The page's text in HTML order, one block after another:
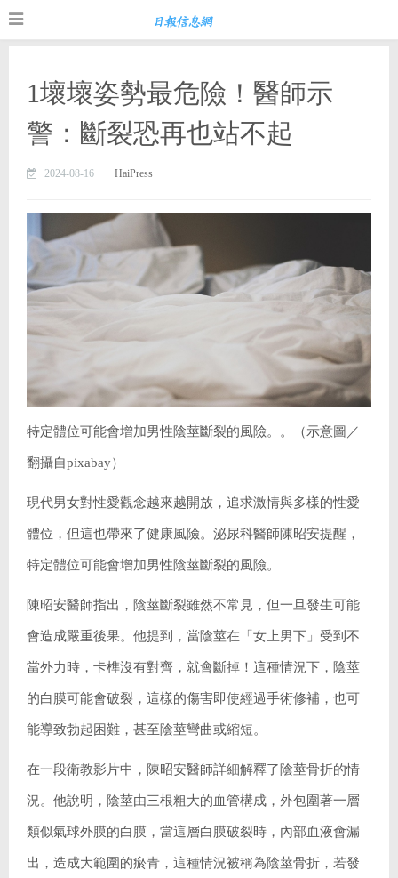
1壞壞姿勢最危險！醫師示
警：斷裂恐再也站不起
2024-08-16 HaiPress
特定體位可能會增加男性陰莖斷裂的風險。。（示意圖／
翻攝自pixabay）
現代男女對性愛觀念越來越開放，追求激情與多樣的性愛
體位，但這也帶來了健康風險。泌尿科醫師陳昭安提醒，
特定體位可能會增加男性陰莖斷裂的風險。
陳昭安醫師指出，陰莖斷裂雖然不常見，但一旦發生可能
會造成嚴重後果。他提到，當陰莖在「女上男下」受到不
當外力時，卡榫沒有對齊，就會斷掉！這種情況下，陰莖
的白膜可能會破裂，這樣的傷害即使經過手術修補，也可
能導致勃起困難，甚至陰莖彎曲或縮短。
在一段衛教影片中，陳昭安醫師詳細解釋了陰莖骨折的情
況。他說明，陰莖由三根粗大的血管構成，外包圍著一層
類似氣球外膜的白膜，當這層白膜破裂時，內部血液會漏
出，造成大範圍的瘀青，這種情況被稱為陰莖骨折，若發